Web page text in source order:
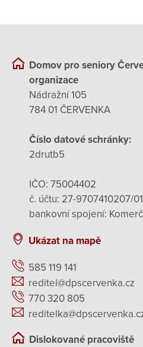
Domov pro seniory
organizace
Nádražní 105
784 01 ČERVENKA
Číslo datové schránky:
2drutb5
IČO: 75004402
č. účtu: 27-9707410207/
bankovní spojení:
Ukázat na mapě
585 119 141
reditel@dpscervenka.cz
770 320 805
Dislokované pracoviště